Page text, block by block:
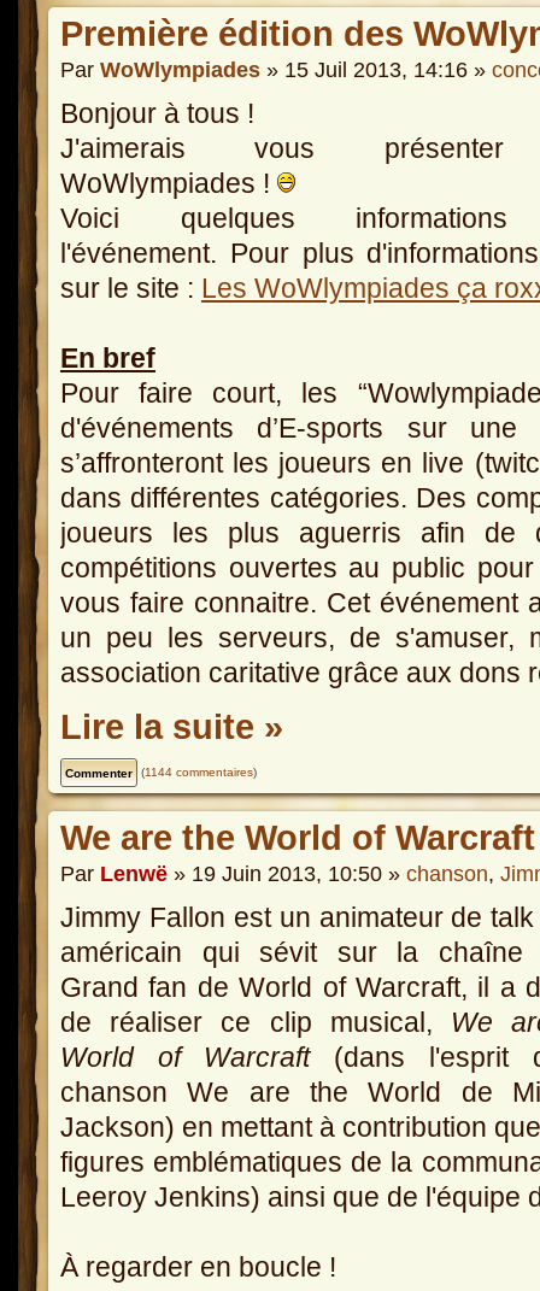
Première édition des
Par WoWlympiades » 15 Juil 2013, 14:16 »
Bonjour à tous !
J'aimerais vous
WoWlympiades !
Voici quelques
l'événement. Pour plus
sur le site : Les WoWlympiades ça
En bref
Pour faire court, les
d'événements d’E-sports sur
s’affronteront les joueurs en live
dans différentes catégories. Des
joueurs les plus aguerris afin de
compétitions ouvertes au public
vous faire connaitre. Cet événement
un peu les serveurs, de s'amuser,
association caritative grâce aux dons
Lire la suite »
(1144 commentaires)
We are the World of Warcraft
Par Lenwë » 19 Juin 2013, 10:50 » chanson,
Jimmy Fallon est un animateur de
américain qui sévit sur la chaîne
Grand fan de World of Warcraft, il a
de réaliser ce clip musical, We
World of Warcraft(dans l'esprit
chanson We are the World de
Jackson) en mettant à contribution
figures emblématiques de la
Leeroy Jenkins) ainsi que de l'équipe
À regarder en boucle !